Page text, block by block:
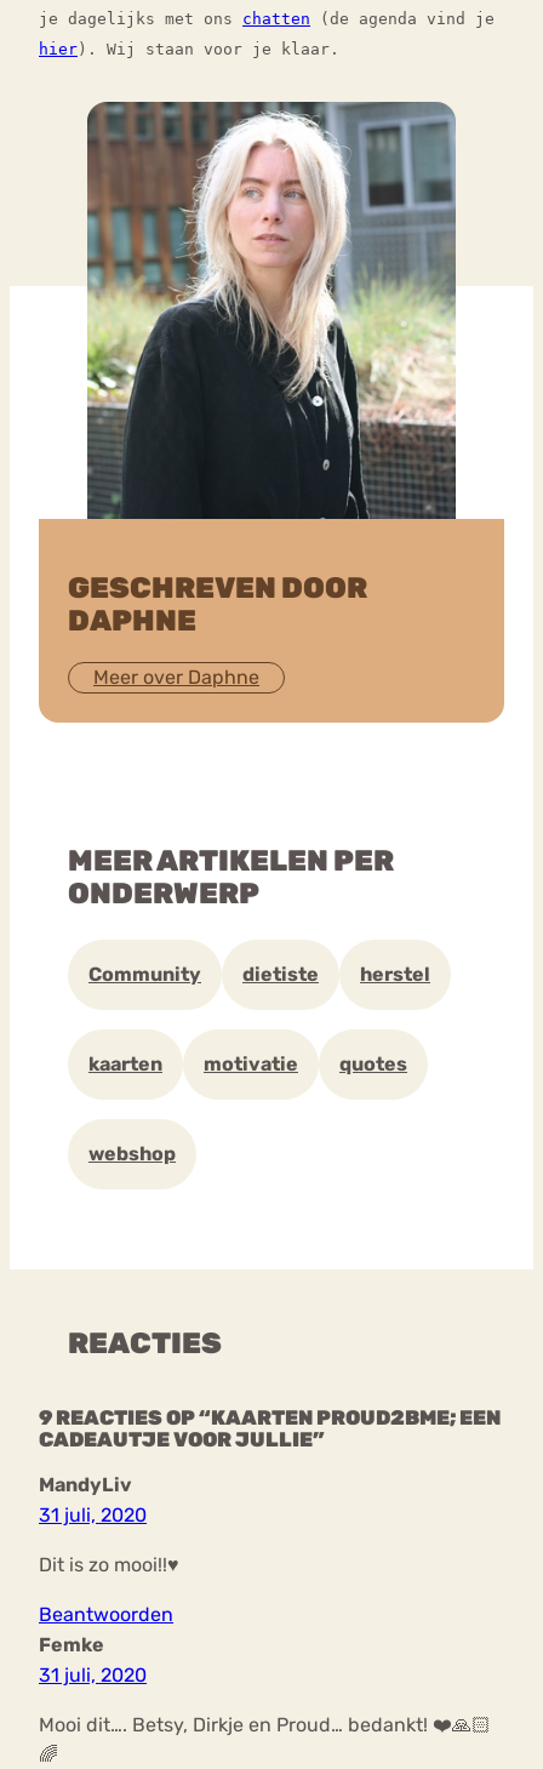
je dagelijks met ons chatten (de agenda vind je
hier). Wij staan voor je klaar.
GESCHREVEN DOOR
DAPHNE
Meer over Daphne
MEER ARTIKELEN PER
ONDERWERP
Community dietiste herstel
kaarten motivatie quotes
webshop
REACTIES
9 REACTIES OP “KAARTEN PROUD2BME; EEN
CADEAUTJE VOOR JULLIE”
MandyLiv
31 juli, 2020
Dit is zo mooi!!♥
Beantwoorden
Femke
31 juli, 2020
Mooi dit…. Betsy, Dirkje en Proud… bedankt! ❤️🙏🏻
🌈